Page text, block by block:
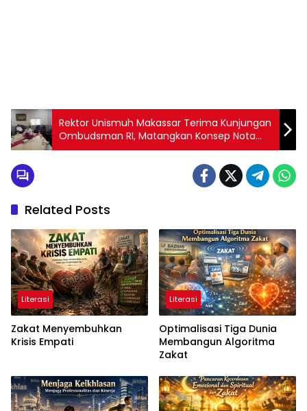
Rektor Unismuh Makassar Terima Kunjungan
Ombudsman RI, Matangkan Konsep Nota
Kesepahaman
Related Posts
Literasi
Zakat Menyembuhkan
Krisis Empati
Literasi
Optimalisasi Tiga Dunia
Membangun Algoritma
Zakat